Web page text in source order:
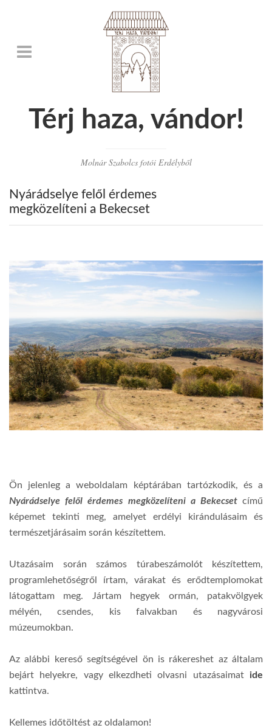
Térj haza, vándor!
Molnár Szabolcs fotói Erdélyből
Nyárádselye felől érdemes
megközelíteni a Bekecset
Ön jelenleg a weboldalam képtárában tartózkodik, és a
Nyárádselye felől érdemes megközelíteni a Bekecsetcímű
képemet tekinti meg, amelyet erdélyi kirándulásaim és
természetjárásaim során készítettem.
Utazásaim során számos túrabeszámolót készítettem,
programlehetőségről írtam, várakat és erődtemplomokat
látogattam meg. Jártam hegyek ormán, patakvölgyek
mélyén, csendes, kis falvakban és nagyvárosi
múzeumokban.
Az alábbi kereső segítségével ön is rákereshet az általam
bejárt helyekre, vagy elkezdheti olvasni utazásaimat ide
kattintva.
Kellemes időtöltést az oldalamon!